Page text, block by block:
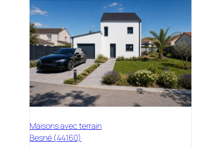
Maisons avec terrain
Besné (44160)